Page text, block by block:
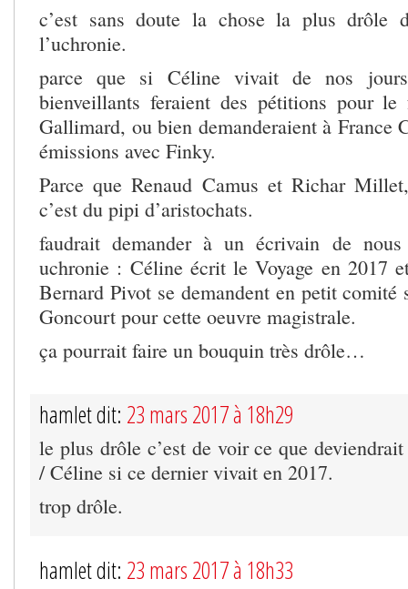
c’est sans doute la chose la plus drôle
l’uchronie.
parce que si Céline vivait de nos
bienveillants feraient des pétitions pour
Gallimard, ou bien demanderaient à France
émissions avec Finky.
Parce que Renaud Camus et Richar
c’est du pipi d’aristochats.
faudrait demander à un écrivain de
uchronie : Céline écrit le Voyage en 2017
Bernard Pivot se demandent en petit
Goncourt pour cette oeuvre magistrale.
ça pourrait faire un bouquin très drôle…
hamlet dit: 23 mars 2017 à 18h29
le plus drôle c’est de voir ce que
/ Céline si ce dernier vivait en 2017.
trop drôle.
hamlet dit: 23 mars 2017 à 18h33